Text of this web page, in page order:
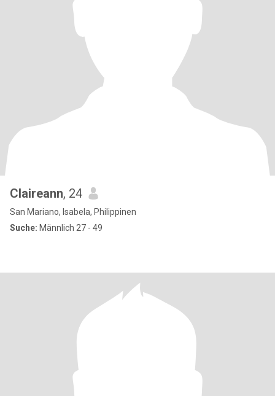
Claireann, 24
San Mariano, Isabela, Philippinen
Suche: Männlich 27 - 49